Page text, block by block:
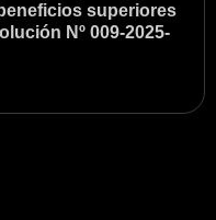
superiores
Nº 009-2025-